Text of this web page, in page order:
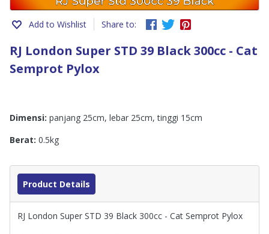
Add to Wishlist Share to:
RJ London Super STD 39 Black 300cc - Cat
Semprot Pylox
Dimensi: panjang 25cm, lebar 25cm, tinggi 15cm
Berat: 0.5kg
Product Details
RJ London Super STD 39 Black 300cc - Cat Semprot Pylox